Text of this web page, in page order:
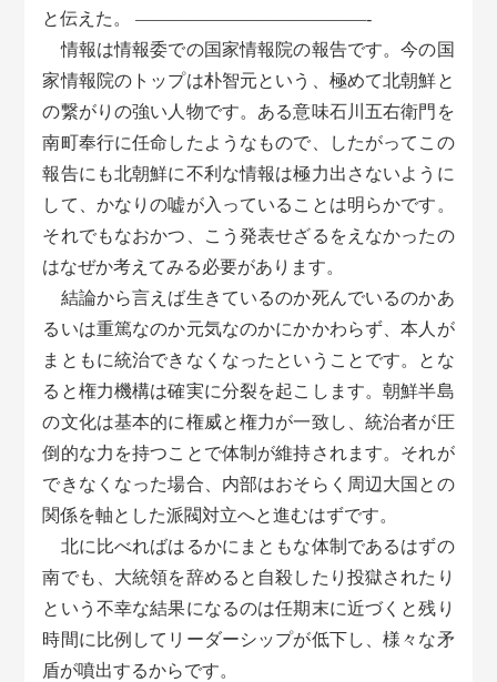
と伝えた。 —————————————-
情報は情報委での国家情報院の報告です。今の国
家情報院のトップは朴智元という、極めて北朝鮮と
の繋がりの強い人物です。ある意味石川五右衛門を
南町奉行に任命したようなもので、したがってこの
報告にも北朝鮮に不利な情報は極力出さないように
して、かなりの嘘が入っていることは明らかです。
それでもなおかつ、こう発表せざるをえなかったの
はなぜか考えてみる必要があります。
結論から言えば生きているのか死んでいるのかあ
るいは重篤なのか元気なのかにかかわらず、本人が
まともに統治できなくなったということです。とな
ると権力機構は確実に分裂を起こします。朝鮮半島
の文化は基本的に権威と権力が一致し、統治者が圧
倒的な力を持つことで体制が維持されます。それが
できなくなった場合、内部はおそらく周辺大国との
関係を軸とした派閥対立へと進むはずです。
北に比べればはるかにまともな体制であるはずの
南でも、大統領を辞めると自殺したり投獄されたり
という不幸な結果になるのは任期末に近づくと残り
時間に比例してリーダーシップが低下し、様々な矛
盾が噴出するからです。